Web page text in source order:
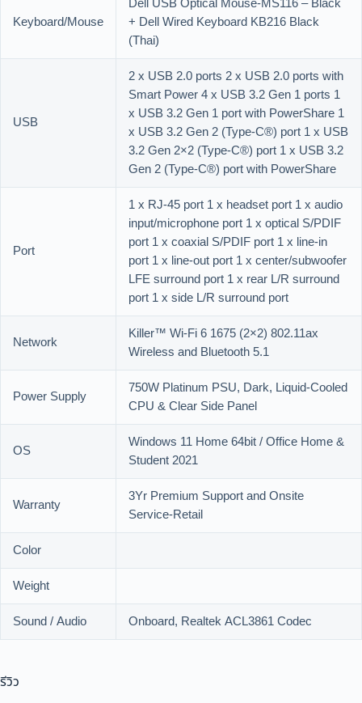
Keyboard/Mouse
Dell USB Optical Mouse-MS116 – Black
+ Dell Wired Keyboard KB216 Black
(Thai)
USB
2 x USB 2.0 ports 2 x USB 2.0 ports with
Smart Power 4 x USB 3.2 Gen 1 ports 1
x USB 3.2 Gen 1 port with PowerShare 1
x USB 3.2 Gen 2 (Type-C®) port 1 x USB
3.2 Gen 2×2 (Type-C®) port 1 x USB 3.2
Gen 2 (Type-C®) port with PowerShare
Port
1 x RJ-45 port 1 x headset port 1 x audio
input/microphone port 1 x optical S/PDIF
port 1 x coaxial S/PDIF port 1 x line-in
port 1 x line-out port 1 x center/subwoofer
LFE surround port 1 x rear L/R surround
port 1 x side L/R surround port
Network
Killer™ Wi-Fi 6 1675 (2×2) 802.11ax
Wireless and Bluetooth 5.1
Power Supply
750W Platinum PSU, Dark, Liquid-Cooled
CPU & Clear Side Panel
OS
Windows 11 Home 64bit / Office Home &
Student 2021
Warranty
3Yr Premium Support and Onsite
Service-Retail
Color
Weight
Sound / Audio
Onboard, Realtek ACL3861 Codec
รีวิว